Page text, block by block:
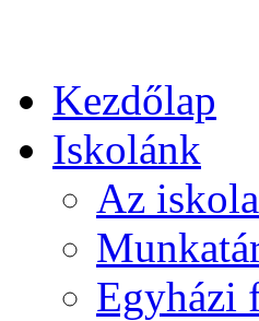
Kezdőlap
Iskolánk
Az
Egyházi